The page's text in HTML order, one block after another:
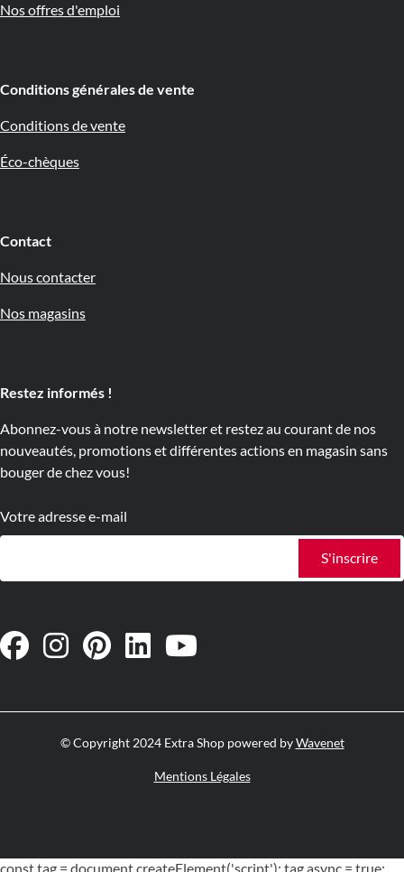
Nos offres d'emploi
Conditions générales de vente
Conditions de vente
Éco-chèques
Contact
Nous contacter
Nos magasins
Restez informés !
Abonnez-vous à notre newsletter et restez au courant de nos
nouveautés, promotions et différentes actions en magasin sans
bouger de chez vous!
Votre adresse e-mail
S'inscrire
© Copyright 2024 Extra Shop powered byWavenet
Mentions Légales